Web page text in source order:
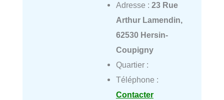
Adresse : 23 Rue
Arthur Lamendin,
62530 Hersin-
Coupigny
Quartier :
Téléphone :
Contacter